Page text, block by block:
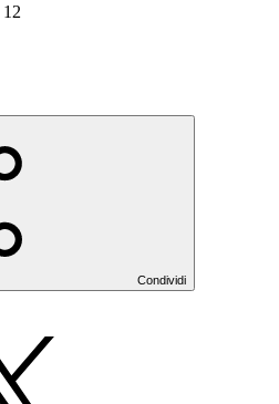
Condividi